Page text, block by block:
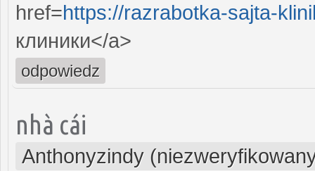
href=https://razrabotka-sajta-
клиники</a>
odpowiedz
nhà cái
Anthonyzindy